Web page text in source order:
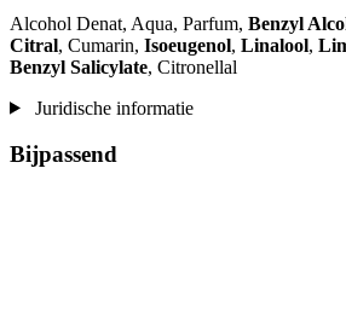
Alcohol Denat, Aqua, Parfum, Benzyl
Citral, Cumarin, Isoeugenol, Linalool,
Benzyl Salicylate, Citronellal
Juridische informatie
Bijpassend